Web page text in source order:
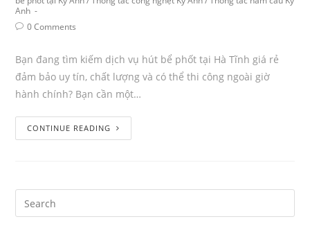
Anh
0 Comments
Bạn đang tìm kiếm dịch vụ hút bể phốt tại Hà Tĩnh giá rẻ
đảm bảo uy tín, chất lượng và có thể thi công ngoài giờ
hành chính? Bạn cần một…
CONTINUE READING